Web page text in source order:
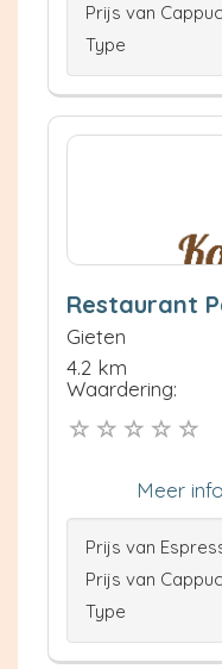
Prijs van
Type
Restaurant
Gieten
4.2 km
Waardering:
Meer
Prijs van
Prijs van
Type